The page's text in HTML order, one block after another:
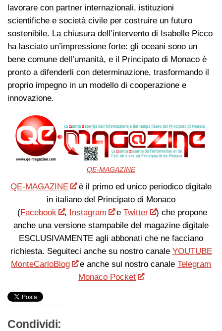
lavorare con partner internazionali, istituzioni
scientifiche e società civile per costruire un futuro
sostenibile. La chiusura dell’intervento di Isabelle Picco
ha lasciato un’impressione forte: gli oceani sono un
bene comune dell’umanità, e il Principato di Monaco è
pronto a difenderli con determinazione, trasformando il
proprio impegno in un modello di cooperazione e
innovazione.
QE-MAGAZINE
QE-MAGAZINE
è il primo ed unico periodico digitale
in italiano del Principato di Monaco
(Facebook , Instagram eTwitter
) che propone
anche una versione stampabile del magazine digitale
ESCLUSIVAMENTE agli abbonati che ne facciano
richiesta. Seguiteci anche su nostro canale YOUTUBE
MonteCarloBlog
e anche sul nostro canaleTelegram
Monaco Pocket
Condividi: